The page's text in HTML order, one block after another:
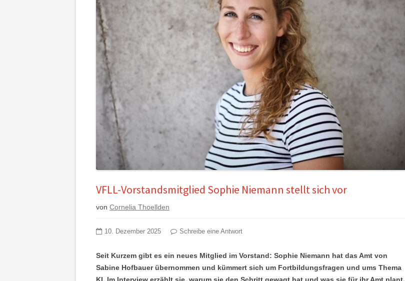
VFLL-Vorstandsmitglied Sophie Niemann stellt sich vor
von Cornelia Thoellden
10. Dezember 2025 Schreibe eine Antwort
Seit Kurzem gibt es ein neues Mitglied im Vorstand: Sophie Niemann hat das Amt von
Sabine Hofbauer übernommen und kümmert sich um Fortbildungsfragen und ums Thema